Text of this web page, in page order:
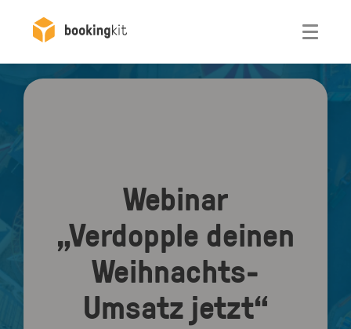
Webinar
„Verdopple deinen
Weihnachts-
Umsatz jetzt“